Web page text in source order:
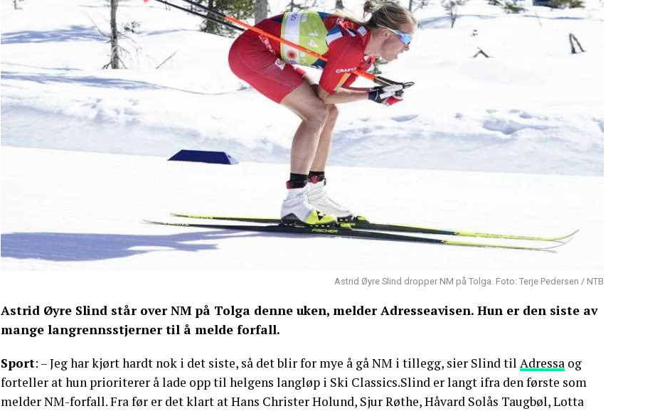
Astrid Øyre Slind dropper NM på Tolga. Foto: Terje Pedersen / NTB
Astrid Øyre Slind står over NM på Tolga denne uken, melder Adresseavisen. Hun er den siste av
mange langrennsstjerner til å melde forfall.
Sport: – Jeg har kjørt hardt nok i det siste, så det blir for mye å gå NM i tillegg, sier Slind til Adressa og
forteller at hun prioriterer å lade opp til helgens langløp i Ski Classics.Slind er langt ifra den første som
melder NM-forfall. Fra før er det klart at Hans Christer Holund, Sjur Røthe, Håvard Solås Taugbøl, Lotta